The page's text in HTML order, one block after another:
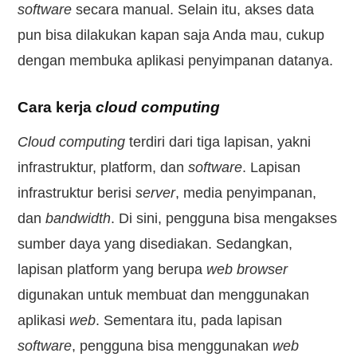
software secara manual. Selain itu, akses data
pun bisa dilakukan kapan saja Anda mau, cukup
dengan membuka aplikasi penyimpanan datanya.
Cara kerjacloud computing
Cloud computing terdiri dari tiga lapisan, yakni
infrastruktur, platform, dansoftware. Lapisan
infrastruktur berisiserver, media penyimpanan,
danbandwidth. Di sini, pengguna bisa mengakses
sumber daya yang disediakan. Sedangkan,
lapisan platform yang berupa web browser
digunakan untuk membuat dan menggunakan
aplikasi web. Sementara itu, pada lapisan
software, pengguna bisa menggunakan web